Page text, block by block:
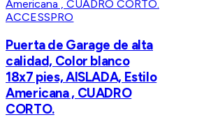
ACCESSPRO
Puerta de Garage de alta
calidad, Color blanco
18x7 pies, AISLADA, Estilo
Americana , CUADRO
CORTO.